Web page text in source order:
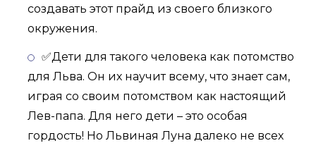
создавать этот прайд из своего близкого
окружения.
✅Дети для такого человека как потомство
для Льва. Он их научит всему, что знает сам,
играя со своим потомством как настоящий
Лев-папа. Для него дети – это особая
гордость! Но Львиная Луна далеко не всех